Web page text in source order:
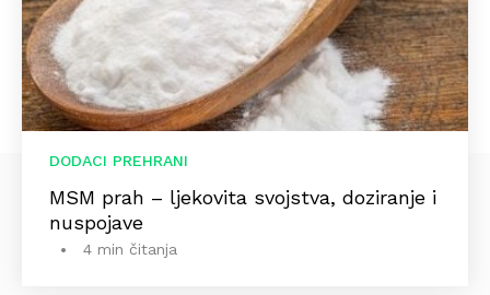
DODACI PREHRANI
MSM prah – ljekovita svojstva, doziranje i
nuspojave
4 min čitanja